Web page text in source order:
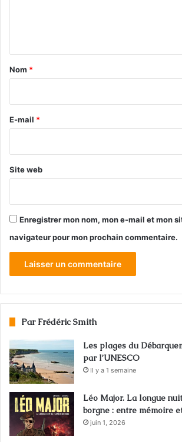
a
e
Nom *
E-mail *
Site web
Enregistrer mon nom, mon e-mail et mon
navigateur pour mon prochain commentaire.
Par Frédéric Smith
Les plages du
par l’UNESCO
Il y a 1 semaine
Léo Major. La longue
borgne : entre mémoire
juin 1, 2026